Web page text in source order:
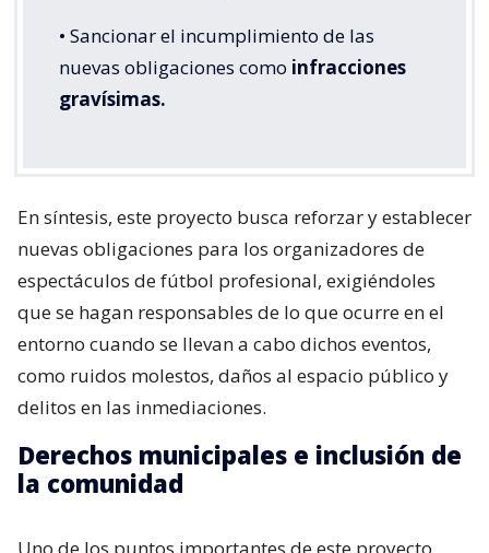
• Sancionar el incumplimiento de las
nuevas obligaciones como infracciones
gravísimas.
En síntesis, este proyecto busca reforzar y establecer
nuevas obligaciones para los organizadores de
espectáculos de fútbol profesional, exigiéndoles
que se hagan responsables de lo que ocurre en el
entorno cuando se llevan a cabo dichos eventos,
como ruidos molestos, daños al espacio público y
delitos en las inmediaciones.
Derechos municipales e inclusión de
la comunidad
Uno de los puntos importantes de este proyecto